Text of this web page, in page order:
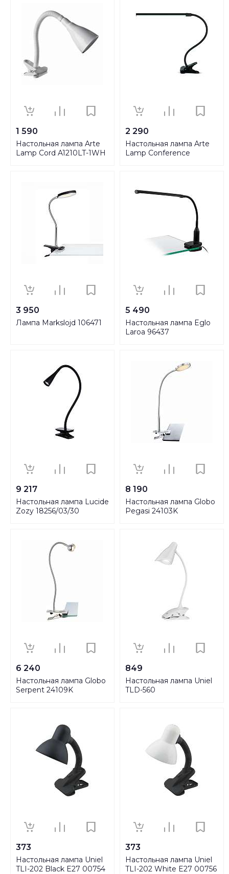
1 590
Настольная лампа Arte
Lamp Cord A1210LT-1WH
2 290
Настольная лампа Arte
Lamp Conference
3 950
Лампа Markslojd 106471
5 490
Настольная лампа Eglo
Laroa 96437
9 217
Настольная лампа Lucide
Zozy 18256/03/30
8 190
Настольная лампа Globo
Pegasi 24103K
6 240
Настольная лампа Globo
Serpent 24109K
849
Настольная лампа Uniel
TLD-560
373
Настольная лампа Uniel
TLI-202 Black E27 00754
373
Настольная лампа Uniel
TLI-202 White E27 00756